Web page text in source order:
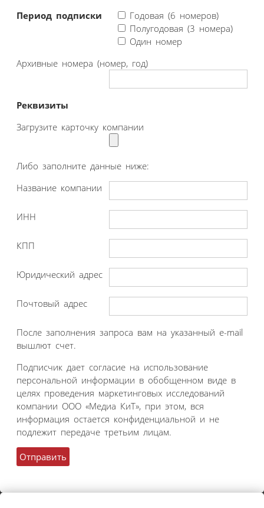
Период подписки
Годовая (6 номеров)
Полугодовая (3 номера)
Один номер
Архивные номера (номер, год)
Реквизиты
Загрузите карточку компании
Либо заполните данные ниже:
Название компании
ИНН
КПП
Юридический адрес
Почтовый адрес
После заполнения запроса вам на указанный e-mail
вышлют счет.
Подписчик дает согласие на использование
персональной информации в обобщенном виде в
целях проведения маркетинговых исследований
компании ООО «Медиа КиТ», при этом, вся
информация остается конфиденциальной и не
подлежит передаче третьим лицам.